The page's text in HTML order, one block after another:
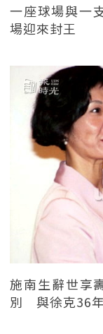
一座球場與一
場迎來封王
施南生辭世享
別 與徐克36